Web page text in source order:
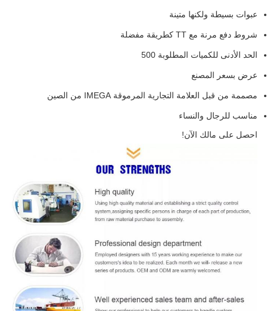
عبوات بسيطة ولكنها متينة
شروط دفع مرنة مع TT كطريقة مفضلة
الحد الأدنى للكميات المطلوبة 500
عرض بسعر المصنع
مصممة من قبل العلامة التجارية المرموقة IMEGA من الصين
مناسب للرجال والنساء
احصل على مالك الآن!